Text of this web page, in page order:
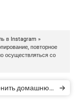
в Instagram »
повторное
осуществляться со
домашнюю